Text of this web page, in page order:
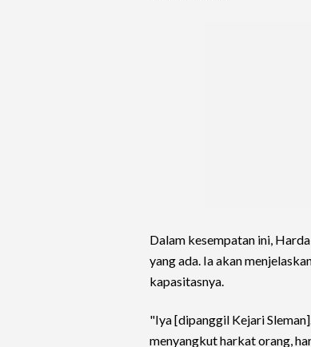
Dalam kesempatan ini,
yang ada. Ia akan
kapasitasnya.
"Iya [dipanggil Kejari
menyangkut harkat orang,